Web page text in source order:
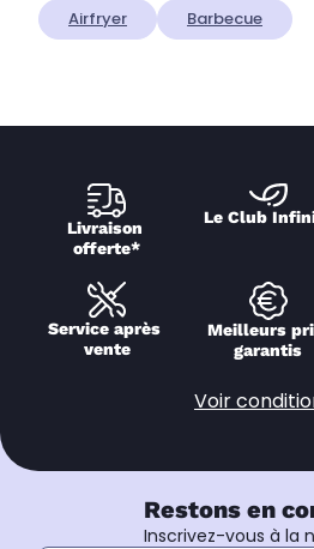
Airfryer Barbecue
Livraison
offerte*
Le Club
Service après
vente
Meilleurs
garantis
Voir
Restons en
Inscrivez-vous à la